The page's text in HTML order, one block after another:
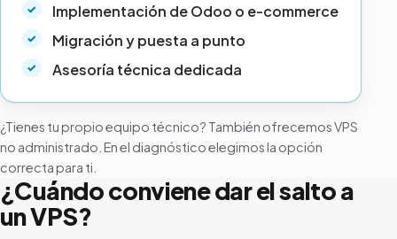
Implementación de Odoo o e-commerce
Migración y puesta a punto
Asesoría técnica dedicada
¿Tienes tu propio equipo técnico? También ofrecemos VPS
no administrado. En el diagnóstico elegimos la opción
correcta para ti.
¿Cuándo conviene dar el salto a
un VPS?